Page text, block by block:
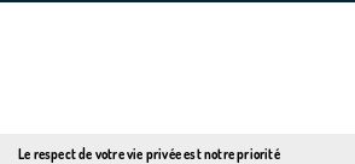
Le respect de votre vie privée est notre priorité